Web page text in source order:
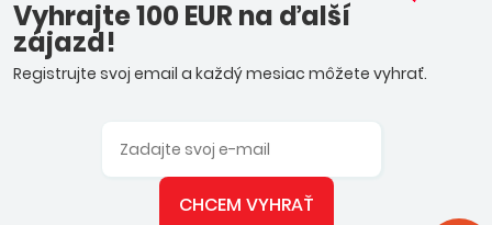
Vyhrajte 100 EUR na ďalší
zájazd!
Registrujte svoj email a každý mesiac môžete vyhrať.
CHCEM VYHRAŤ